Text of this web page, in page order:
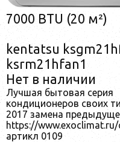
7000 BTU (20 м²)
kentatsu
ksrm21hfan1
Нет в наличии
Лучшая бытовая серия
кондиционеров своих
2017 замена
https://
артикл 0109